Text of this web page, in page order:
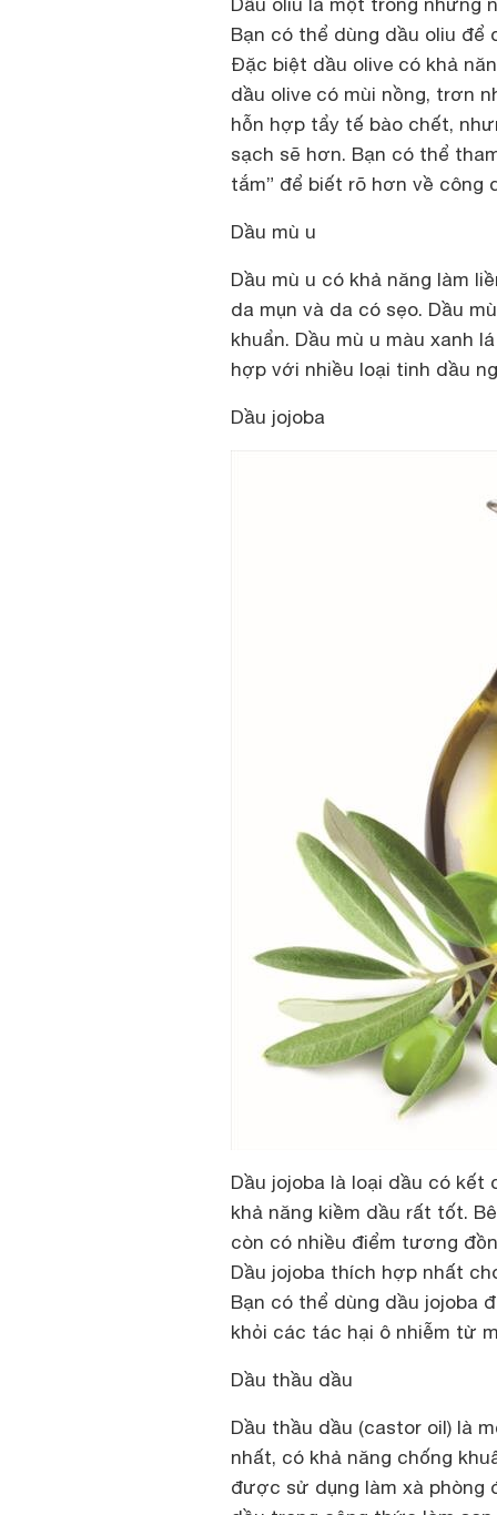
Dầu oliu là một trong những
Bạn có thể dùng dầu oliu
Đặc biệt dầu olive có khả
dầu olive có mùi nồng, trơn
hỗn hợp tẩy tế bào chết,
sạch sẽ hơn. Bạn có thể
tắm” để biết rõ hơn về công
Dầu mù u
Dầu mù u có khả năng làm
da mụn và da có sẹo. Dầu
khuẩn. Dầu mù u màu xanh
hợp với nhiều loại tinh dầu
Dầu jojoba
Dầu jojoba là loại dầu có
khả năng kiềm dầu rất tốt.
còn có nhiều điểm tương
Dầu jojoba thích hợp nhất
Bạn có thể dùng dầu jojoba
khỏi các tác hại ô nhiễm từ
Dầu thầu dầu
Dầu thầu dầu (castor oil) là
nhất, có khả năng chống
được sử dụng làm xà phòng